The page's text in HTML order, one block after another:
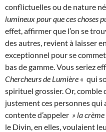
conflictuelles ou de nature
lumineux pour que ces choses
effet, affirmer que l’on se
des autres, revient à laisser
exceptionnel pour se
bas de gamme. Vous seriez
Chercheurs de Lumière « qui
spirituel grossier. Or, comble
justement ces personnes qui
contente d’appeler » la crème
le Divin, en elles, voulaient